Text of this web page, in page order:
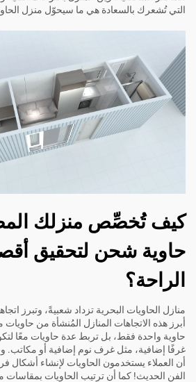
التي تُشعرك بالسعادة هي ما سيحوّل منزل
كيف تُخصِّص منزلك
حاوية شحن لتحقيق
الراحة؟
منازل الحاويات البحرية تزداد شعبيةً، وتبرز
أبرز هذه الاتجاهات المنازل المُنشأة من حاويات
حاوية واحدة فقط، بل تربط عدة حاويات معًا
أن العملاء يستخدمون الحاويات لإنشاء أشكال
الفن الحديث! كما أن ترتيب الحاويات بمقاسات